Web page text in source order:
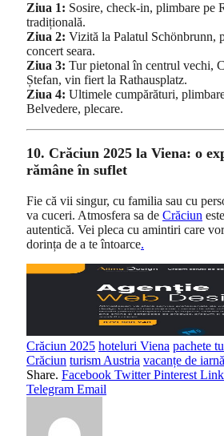
Ziua 1: Sosire, check-in, plimbare pe
tradițională.
Ziua 2: Vizită la Palatul Schönbrunn,
concert seara.
Ziua 3: Tur pietonal în centrul vechi,
Ștefan, vin fiert la Rathausplatz.
Ziua 4: Ultimele cumpărături,
Belvedere, plecare.
10. Crăciun 2025 la Viena: o
rămâne în suflet
Fie că vii singur, cu familia sau cu
va cuceri. Atmosfera sa de Crăciun
autentică. Vei pleca cu amintiri care
dorința de a te întoarce.
Crăciun 2025 hoteluri Viena pachete
Crăciun turism Austria vacanțe de iarnă
Share. Facebook Twitter Pinterest
Telegram Email